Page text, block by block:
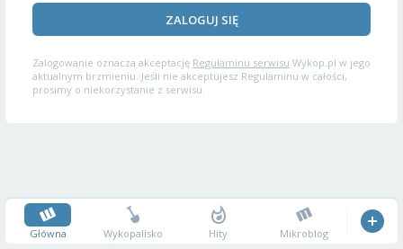
ZALOGUJ SIĘ
Zalogowanie oznacza akceptację Regulaminu serwisu Wykop.pl w jego
aktualnym brzmieniu. Jeśli nie akceptujesz Regulaminu w całości,
prosimy o niekorzystanie z serwisu.
Główna Wykopalisko Hity Mikroblog